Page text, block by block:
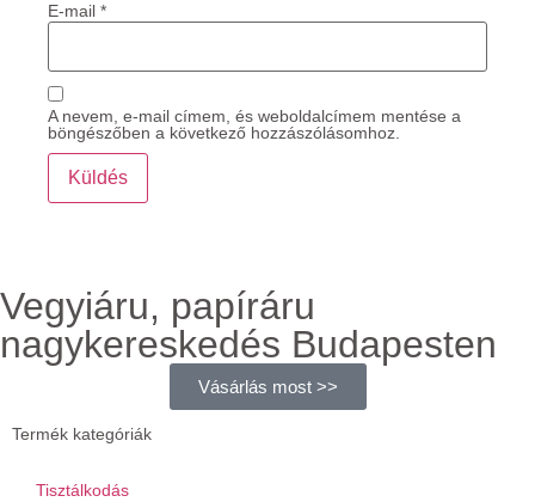
E-mail *
A nevem, e-mail címem, és weboldalcímem mentése a
böngészőben a következő hozzászólásomhoz.
Vegyiáru, papíráru
nagykereskedés Budapesten
Vásárlás most >>
Termék kategóriák
Tisztálkodás